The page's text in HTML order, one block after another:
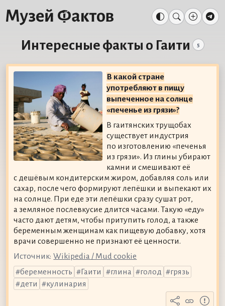
Интересные факты о Гаити 5
В какой стране
употребляют в пищу
выпеченное на солнце
«печенье из грязи»?
В гаитянских трущобах
существует индустрия
по изготовлению «печенья
из грязи». Из глины убирают
камни и смешивают её
с дешёвым кондитерским жиром, добавляя соль или
сахар, после чего формируют лепёшки и выпекают их
на солнце. При еде эти лепёшки сразу сушат рот,
а земляное послевкусие длится часами. Такую «еду»
часто дают детям, чтобы притупить голод, а также
беременным женщинам как пищевую добавку, хотя
врачи совершенно не признают её ценности.
Источник: Wikipedia / Mud cookie
беременность
Гаити глина голод
грязь
дети
кулинария